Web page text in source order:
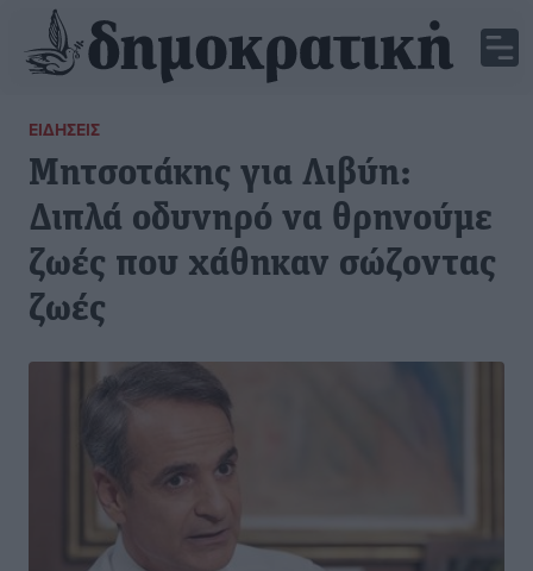
ΕΙΔΉΣΕΙΣ
Μητσοτάκης για Λιβύη:
Διπλά οδυνηρό να θρηνούμε
ζωές που χάθηκαν σώζοντας
ζωές